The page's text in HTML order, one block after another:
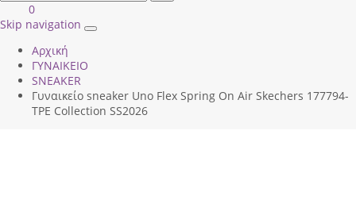
Είσοδος
|
ΚΑΛΑΘΙ
ΑΓΟΡΩΝ
0
Skip navigation
Toggle
Αρχική
ΓΥΝΑΙΚΕΙΟ
SNEAKER
Γυναικείο sneaker Uno Flex Spring On Air Skechers 177794-
TPE Collection SS2026